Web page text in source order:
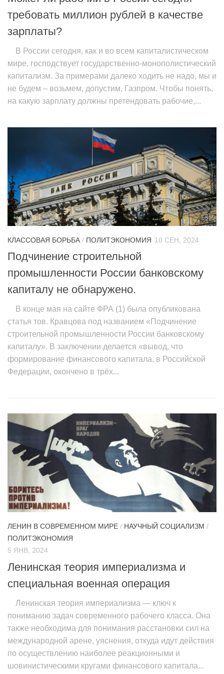
требовать миллион рублей в качестве
зарплаты?
В России сегодня, как и во всем капиталистическом
мире, господствует государственно-монополистический
капитализм. За примерами далеко ходить не надо, мы и
не будем – возьмем, допустим, Газпром. Чтобы понять,
на какую зарплату должны претендовать рабочие,...
КЛАССОВАЯ БОРЬБА/ ПОЛИТЭКОНОМИЯ 10 СЕН, 2024
Подчинение строительной
промышленности России банковскому
капиталу не обнаружено.
В конце мая на сайте ФРА (1) была опубликована
статья тов. Кравцова под названием «Подчинение
строительной промышленности России банковскому
капиталу». В заключении делается «вывод, что
формирование финансового капитала, в Российской
Федерации, окончено в трёх...
ЛЕНИН В СОВРЕМЕННОМ МИРЕ / НАУЧНЫЙ СОЦИАЛИЗМ /
ПОЛИТЭКОНОМИЯ
5 ЯНВ, 2024
Ленинская теория империализма и
специальная военная операция
Ленинская теория империализма — ключ к
пониманию задач современного рабочего класса. Она
также необходима для понимания расстановки сил на
международной арене, уяснения, откуда идут действия
по осуществлению наиболее реакционными и
шовинистическими кругами финансового капитала...